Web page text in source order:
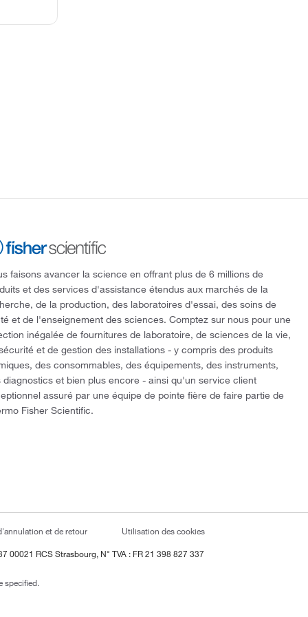
faisons avancer la science en offrant plus de 6 millions de
et des services d'assistance étendus aux marchés de la
de la production, des laboratoires d'essai, des soins de
et de l'enseignement des sciences. Comptez sur nous pour une
inégalée de fournitures de laboratoire, de sciences de la vie,
et de gestion des installations - y compris des produits
des consommables, des équipements, des instruments,
diagnostics et bien plus encore - ainsi qu'un service client
assuré par une équipe de pointe fière de faire partie de
Fisher Scientific.
et de retour Utilisation des cookies
00021 RCS Strasbourg, N° TVA : FR 21 398 827 337
specified.